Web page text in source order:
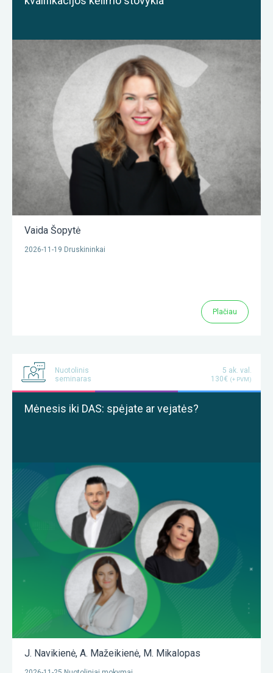
Vaida Šopytė
2026-11-19 Druskininkai
Plačiau
Nuotolinis
seminaras
5 ak. val.
130€ (+ PVM)
Mėnesis iki DAS: spėjate ar vejatės?
J. Navikienė, A. Mažeikienė, M. Mikalopas